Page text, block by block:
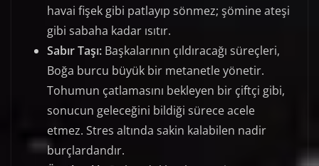
havai fişek gibi patlayıp sönmez; şömine ateşi
gibi sabaha kadar ısıtır.
Sabır Taşı: Başkalarının çıldıracağı süreçleri,
Boğa burcu büyük bir metanetle yönetir.
Tohumun çatlamasını bekleyen bir çiftçi gibi,
sonucun geleceğini bildiği sürece acele
etmez. Stres altında sakin kalabilen nadir
burçlardandır.